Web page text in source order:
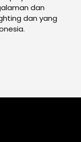
dan
dan yang